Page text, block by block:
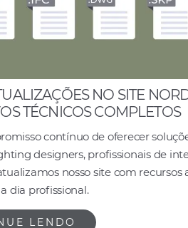
NO SITE
TÉCNICOS COMPLETOS
contínuo de oferecer
designers, profissionais de
nosso site com recursos
dia profissional.
LENDO